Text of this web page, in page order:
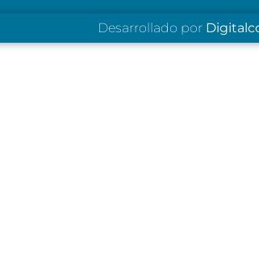
Desarrollado por